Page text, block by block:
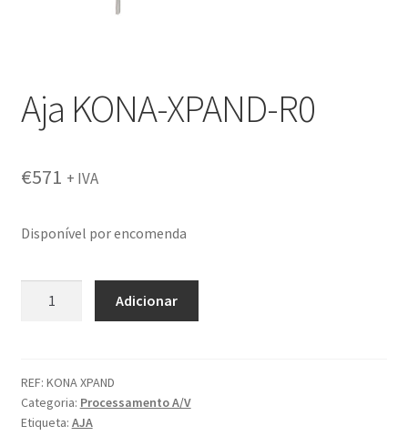
Aja KONA-XPAND-R0
€571 + IVA
Disponível por encomenda
XPAND-
R0
Adicionar
REF: KONA XPAND
Categoria: Processamento A/V
Etiqueta: AJA